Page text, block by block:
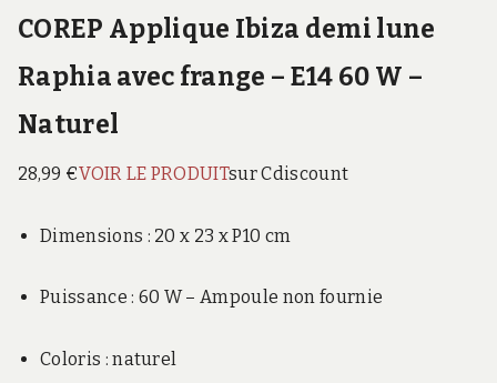
COREP Applique Ibiza demi lune
Raphia avec frange – E14 60 W –
Naturel
28,99 €VOIR LE PRODUITsur Cdiscount
Dimensions : 20 x 23 x P10 cm
Puissance : 60 W – Ampoule non fournie
Coloris : naturel